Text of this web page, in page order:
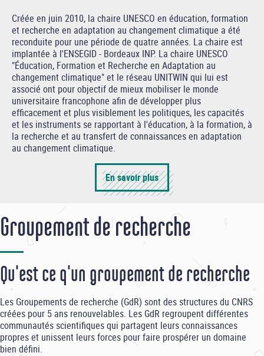
Créée en juin 2010, la chaire UNESCO en éducation, formation
et recherche en adaptation au changement climatique a été
reconduite pour une période de quatre années. La chaire est
implantée à l'ENSEGID - Bordeaux INP. La chaire UNESCO
"Éducation, Formation et Recherche en Adaptation au
changement climatique" et le réseau UNITWIN qui lui est
associé ont pour objectif de mieux mobiliser le monde
universitaire francophone afin de développer plus
efficacement et plus visiblement les politiques, les capacités
et les instruments se rapportant à l'éducation, à la formation, à
la recherche et au transfert de connaissances en adaptation
au changement climatique.
En savoir plus
Groupement de recherche
Qu'est ce q'un groupement de recherche
Les Groupements de recherche (GdR) sont des structures du CNRS
créées pour 5 ans renouvelables. Les GdR regroupent différentes
communautés scientifiques qui partagent leurs connaissances
propres et unissent leurs forces pour faire prospérer un domaine
bien défini.